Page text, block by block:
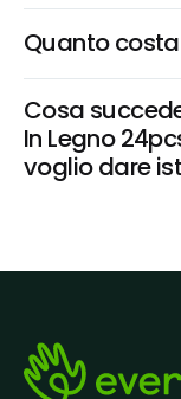
Quanto
Cosa
In Legno
voglio dare